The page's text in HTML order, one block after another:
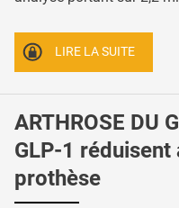
LIRE LA SUITE
ARTHROSE DU
GLP-1
prothèse